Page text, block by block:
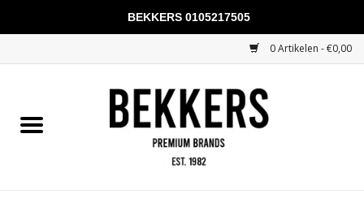
0 Artikelen - €0,00
Mannen
BEKKERS 0105217505